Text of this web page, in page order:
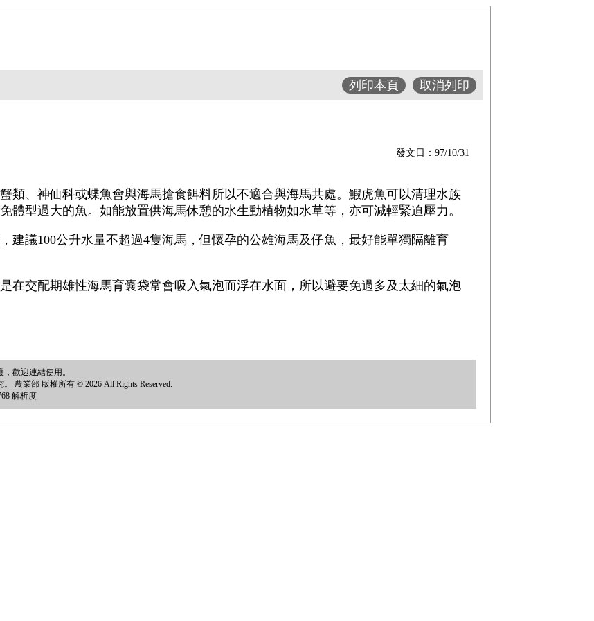
取消列印
列印本頁
發文日：97/10/31
、神仙科或蝶魚會與海馬搶食餌料所以不適合與海馬共處。鰕虎魚可以清理水族
體型過大的魚。如能放置供海馬休憩的水生動植物如水草等，亦可減輕緊迫壓力。
議100公升水量不超過4隻海馬，但懷孕的公雄海馬及仔魚，最好能單獨隔離育
交配期雄性海馬育囊袋常會吸入氣泡而浮在水面，所以避要免過多及太細的氣泡
歡迎連結使用。
農業部 版權所有 © 2026 All Rights Reserved.
解析度